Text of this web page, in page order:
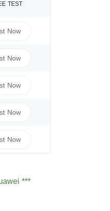
TEST
Now
Now
Now
Now
Now
***